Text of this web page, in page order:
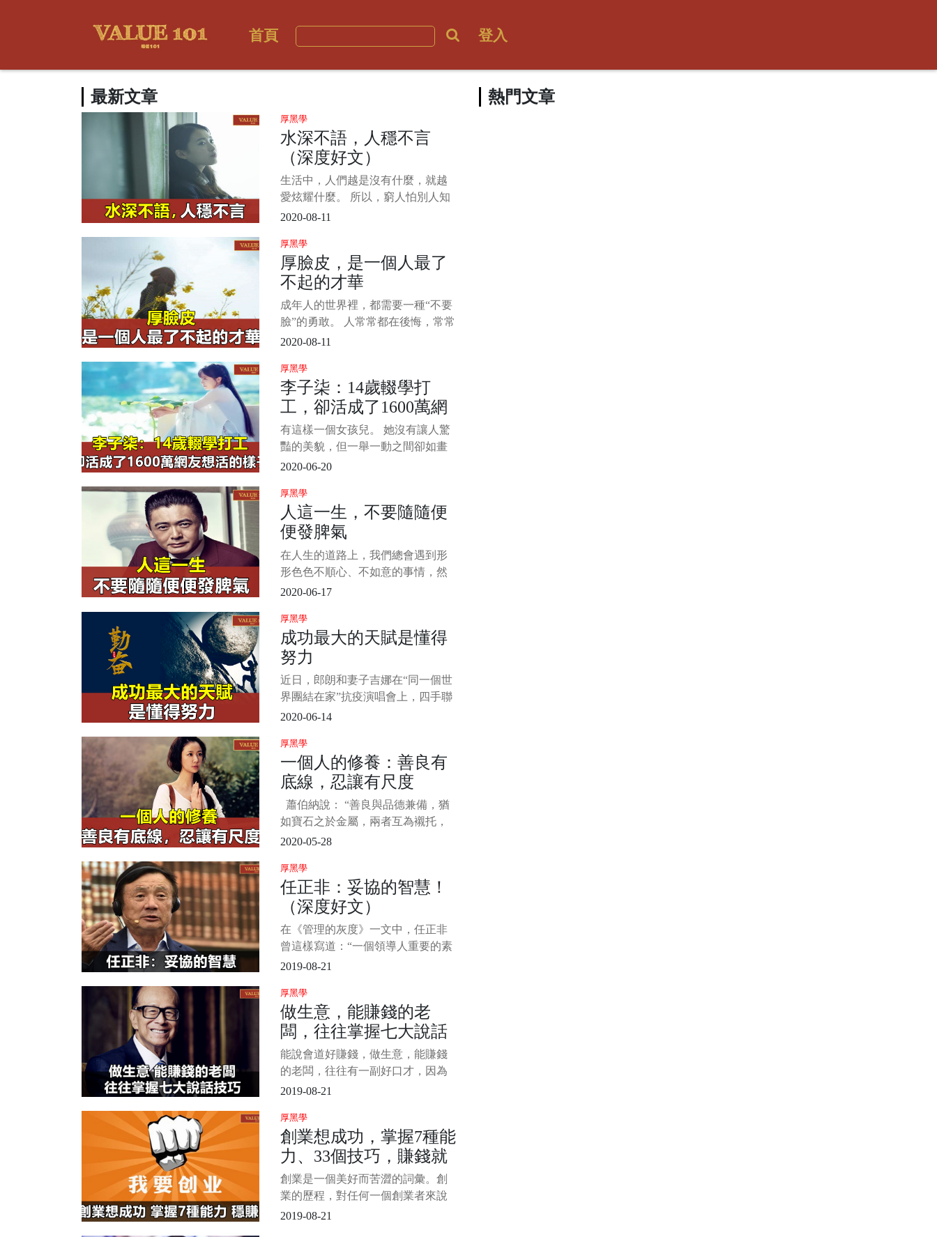
首頁 登入
最新文章
厚黑學
水深不語，人穩不言
（深度好文）
生活中，人們越是沒有什麼，就越
愛炫耀什麼。 所以，窮人怕別人知
道自己窮，拼命“炫富”；沒本事的人
其實，生命中的強者，往往是深藏
不露的，就像飽滿的麥穗一般，低
調謙遜。 正所謂“天不言自高、地
2020-08-11
厚黑學
厚臉皮，是一個人最了
不起的才華
成年人的世界裡，都需要一種“不要
臉”的勇敢。 人常常都在後悔，常常
將“早知道......”作為失去機會後的反
過就是被最無用卻也放不下的面子
所累，可還是打心眼裡覺得“面子大
於天”，委屈可
2020-08-11
厚黑學
李子柒：14歲輟學打
工，卻活成了1600萬網
友想活的樣子
有這樣一個女孩兒。 她沒有讓人驚
豔的美貌，但一舉一動之間卻如畫
中女子般古典淡雅。 她的身形十分
山爬樹，砍柴捕魚。 她經歷過世間
最苦痛的日子，卻能憑藉黑暗記憶
裡的些許微光，為世人造出了一個
卻又自帶仙氣，出塵而不染，遺
2020-06-20
厚黑學
人這一生，不要隨隨便
便發脾氣
在人生的道路上，我們總會遇到形
形色色不順心、不如意的事情，然
後積攢成一股股憤怒、怨恨、委
自己的方式發洩出來。 對我們來
說，有些負面情緒是需要及時發洩
出來的，強行窩在心裡反而會對我
們的身心造成傷害；然而，有些負
面情緒是需要我們獨自承擔的，畢
竟每個人都應該有所忍耐和擔
2020-06-17
厚黑學
成功最大的天賦是懂得
努力
近日，郎朗和妻子吉娜在“同一個世
界團結在家”抗疫演唱會上，四手聯
彈了驚艷四座的《Nocturne op. 9 no 1
動比心，狠狠地撒了一把“狗糧”。
網友紛紛留言點贊： “好羨慕這
2020-06-14
厚黑學
一個人的修養：善良有
底線，忍讓有尺度
蕭伯納說： “善良與品德兼備，猶
如寶石之於金屬，兩者互為襯托，
益增光彩。” 當一個人心存善念時，
人的品德魅力所在。 善良，是一個
人做人的準則，是用積極的一面看
待世界，看待身邊的一切，發現
美、發現最好的一面。
2020-05-28
厚黑學
任正非：妥協的智慧！
（深度好文）
在《管理的灰度》一文中，任正非
曾這樣寫道：“一個領導人重要的素
質是方向、節奏。他的水平就是合
自灰度、妥協與寬容。”灰度、妥協
與寬容正是任正非管理思維的精華
所在，其中妥協處於關鍵環節，無
論是灰度還是寬容，都要以妥協為
基礎，所以，也可以說任正非的管
理
2019-08-21
厚黑學
做生意，能賺錢的老
闆，往往掌握七大說話
技巧，難怪人家能發財
能說會道好賺錢，做生意，能賺錢
的老闆，往往有一副好口才，因為
無論是談生意還是推銷產品或者其
事。掌握一定的說話技巧，對於老
闆來說是必備的口才本領。一般來
說，做生意，能賺錢的老闆，往往
掌握以下七大說話技巧，難怪人家
能發財，看看你掌握了幾種？ 一、
想搞定生意，離不
2019-08-21
厚黑學
創業想成功，掌握7種能
力、33個技巧，賺錢就
比較穩！
創業是一個美好而苦澀的詞彙。創
業的歷程，對任何一個創業者來說
都是一種嚴峻的考驗和挑戰，需要
2019-08-21
熱門文章